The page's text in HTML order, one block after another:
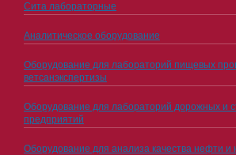
Сита лабораторные
Аналитическое оборудование
Оборудование для лабораторий пищевых
ветсанэкспертизы
Оборудование для лабораторий дорожных и
предприятий
Оборудование для анализа качества нефти и